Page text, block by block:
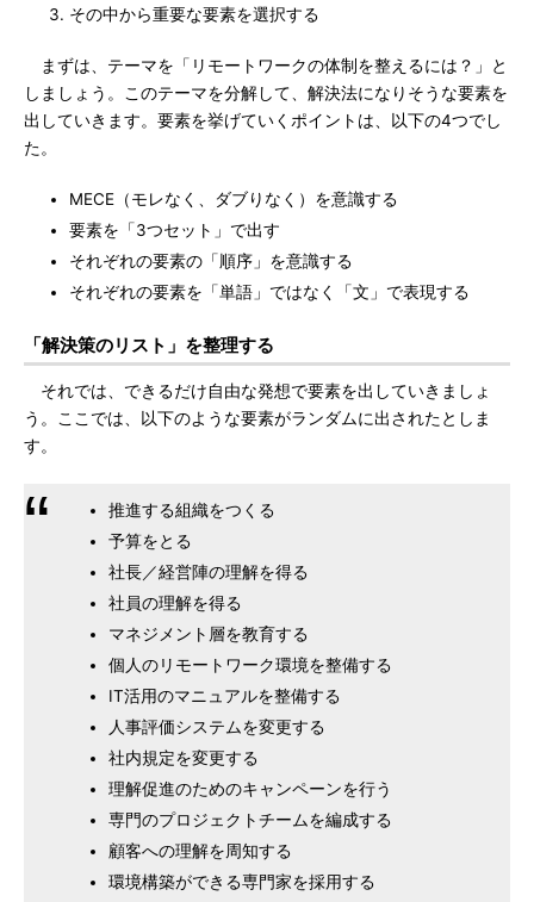
その中から重要な要素を選択する
まずは、テーマを「リモートワークの体制を整えるには？」と
しましょう。このテーマを分解して、解決法になりそうな要素を
出していきます。要素を挙げていくポイントは、以下の4つでし
た。
MECE（モレなく、ダブりなく）を意識する
要素を「3つセット」で出す
それぞれの要素の「順序」を意識する
それぞれの要素を「単語」ではなく「文」で表現する
「解決策のリスト」を整理する
それでは、できるだけ自由な発想で要素を出していきましょ
う。ここでは、以下のような要素がランダムに出されたとしま
す。
推進する組織をつくる
予算をとる
社長／経営陣の理解を得る
社員の理解を得る
マネジメント層を教育する
個人のリモートワーク環境を整備する
IT活用のマニュアルを整備する
人事評価システムを変更する
社内規定を変更する
理解促進のためのキャンペーンを行う
専門のプロジェクトチームを編成する
顧客への理解を周知する
環境構築ができる専門家を採用する